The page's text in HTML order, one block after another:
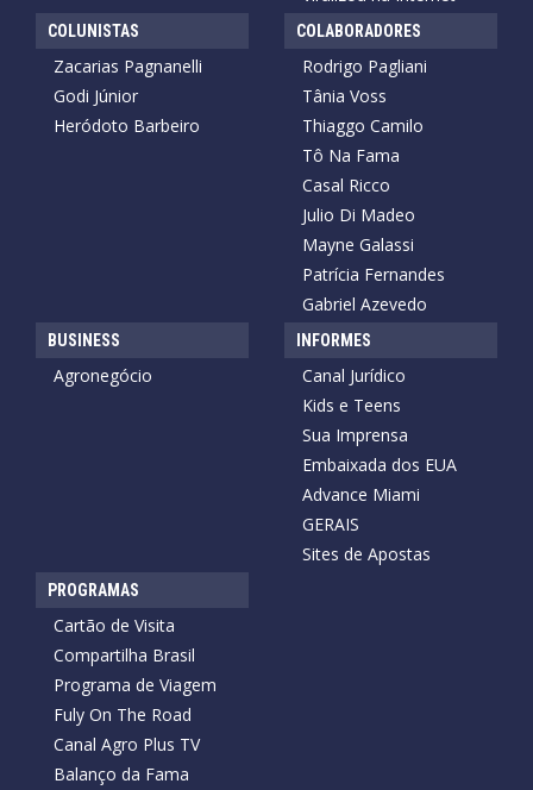
COLUNISTAS
Zacarias Pagnanelli
Godi Júnior
Heródoto Barbeiro
COLABORADORES
Rodrigo Pagliani
Tânia Voss
Thiaggo Camilo
Tô Na Fama
Casal Ricco
Julio Di Madeo
Mayne Galassi
Patrícia Fernandes
Gabriel Azevedo
BUSINESS
Agronegócio
INFORMES
Canal Jurídico
Kids e Teens
Sua Imprensa
Embaixada dos EUA
Advance Miami
GERAIS
Sites de Apostas
PROGRAMAS
Cartão de Visita
Compartilha Brasil
Programa de Viagem
Fuly On The Road
Canal Agro Plus TV
Balanço da Fama